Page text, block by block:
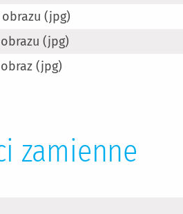
(jpg)
(jpg)
(jpg)
zamienne